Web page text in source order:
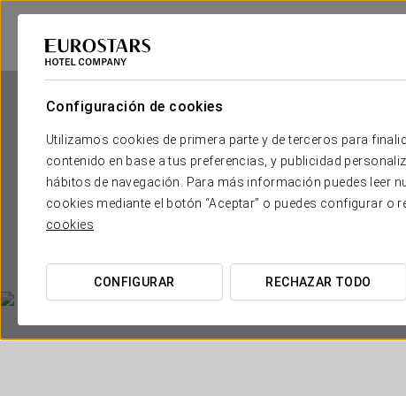
Configuración de cookies
Utilizamos cookies de primera parte y de terceros para
contenido en base a tus preferencias, y publicidad
hábitos de navegación. Para más información puedes leer
cookies mediante el botón “Aceptar” o puedes configurar o
cookies
CONFIGURAR RECHAZAR TODO